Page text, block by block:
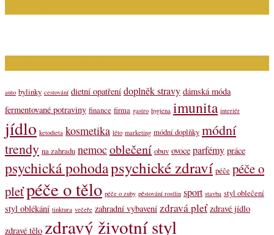
auto bylinky cestování dietní opatření doplněk stravy dámská móda
fermentované potraviny finance firma gastro hygiena imunita interiér
jídlo ketodieta kosmetika léto marketing módní doplňky módní
trendy na zahradu nemocoblečení obuv ovoce parfémy práce
psychická pohodapsychické zdraví péče péče o
pleťpéče o tělo péče o zuby pěstování rostlin sport stavba styl oblečení
styl oblékání tinktura večeře zahradní vybavení zdravá pleť zdravé jídlo
zdravé tělo zdravý životní styl